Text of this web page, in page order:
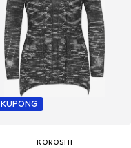
KUPONG
KOROSHI